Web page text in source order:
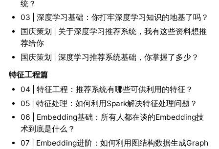
统？
03 | 深度学习基础：你打牢深度学习知识的地基了吗？
国庆策划 | 关于深度学习推荐系统，我有这些资料想推
荐给你
国庆策划 | 深度学习推荐系统基础，你掌握了多少？
特征工程篇
04 | 特征工程：推荐系统有哪些可供利用的特征？
05 | 特征处理：如何利用Spark解决特征处理问题？
06 | Embedding基础：所有人都在谈的Embedding技
术到底是什么？
07 | Embedding进阶：如何利用图结构数据生成Graph